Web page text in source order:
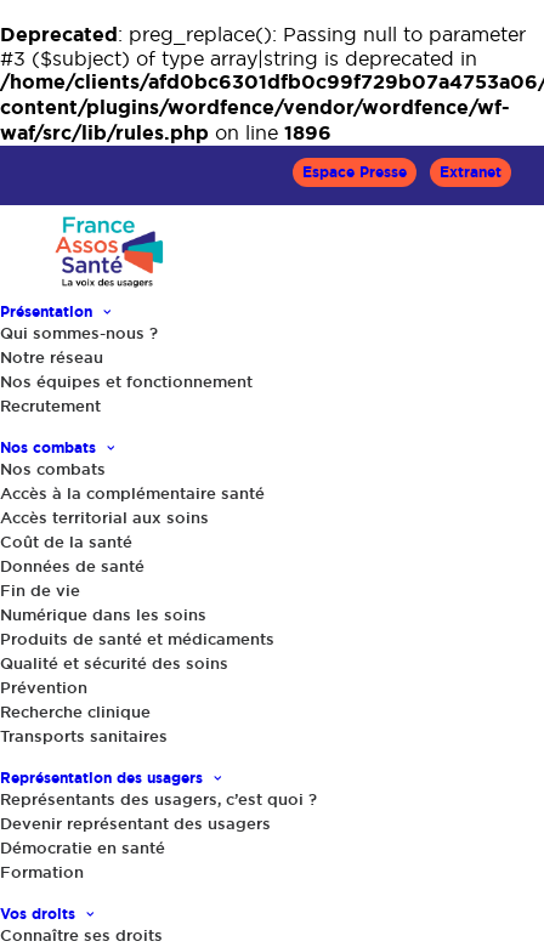
Deprecated: preg_replace(): Passing null to parameter
#3 ($subject) of type array|string is deprecated in
/home/clients/
content/plugins/wordfence/vendor/wordfence/wf-
waf/src/lib/rules.php on line 1896
Espace Presse Extranet
Présentation
Qui sommes-nous ?
Notre réseau
Nos équipes et fonctionnement
Recrutement
Nos combats
Nos combats
Accès à la complémentaire santé
Accès territorial aux soins
Coût de la santé
Données de santé
Fin de vie
Numérique dans les soins
Produits de santé et médicaments
Qualité et sécurité des soins
Prévention
Recherche clinique
Transports sanitaires
Représentation des usagers
Représentants des usagers, c’est quoi ?
Devenir représentant des usagers
Démocratie en santé
Formation
Vos droits
Connaître ses droits
Accueil
Journée Mondiale du diabète : la parole aux jeunes !
Actualités,Le Mag Santé
Journée Mondiale du diabète : la
parole aux jeunes !